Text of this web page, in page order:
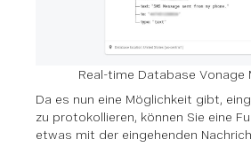
Real-time Database Vonage
Da es nun eine Möglichkeit gibt,
zu protokollieren, können Sie eine
etwas mit der eingehenden